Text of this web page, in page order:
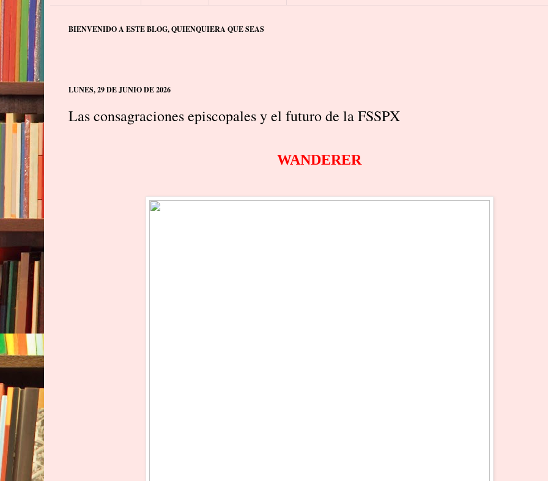
BIENVENIDO A ESTE BLOG, QUIENQUIERA QUE SEAS
LUNES, 29 DE JUNIO DE 2026
Las consagraciones episcopales y el futuro de la FSSPX
WANDERER